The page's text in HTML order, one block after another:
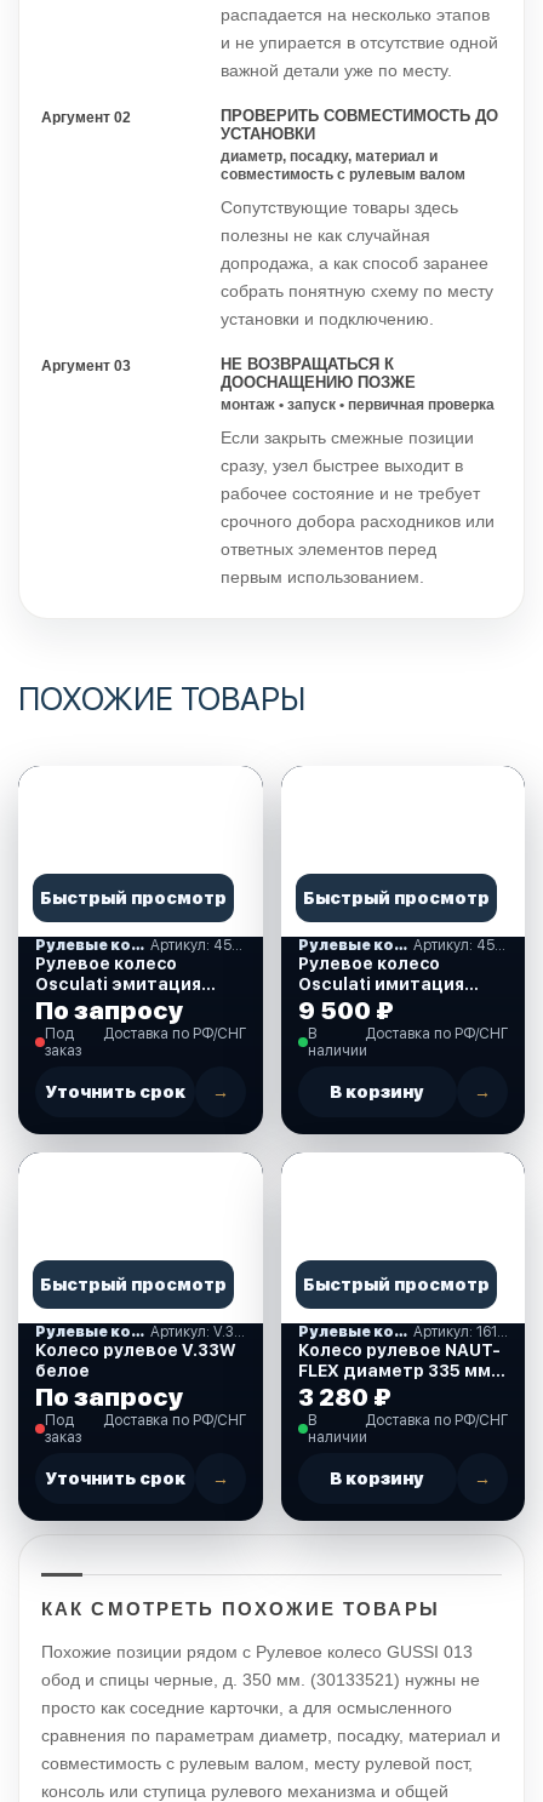
распадается на несколько этапов
и не упирается в отсутствие одной
важной детали уже по месту.
Аргумент 02
ПРОВЕРИТЬ СОВМЕСТИМОСТЬ ДО
УСТАНОВКИ
диаметр, посадку, материал и
совместимость с рулевым валом
Сопутствующие товары здесь
полезны не как случайная
допродажа, а как способ заранее
собрать понятную схему по месту
установки и подключению.
Аргумент 03
НЕ ВОЗВРАЩАТЬСЯ К
ДООСНАЩЕНИЮ ПОЗЖЕ
монтаж • запуск • первичная проверка
Если закрыть смежные позиции
сразу, узел быстрее выходит в
рабочее состояние и не требует
срочного добора расходников или
ответных элементов перед
первым использованием.
ПОХОЖИЕ ТОВАРЫ
Быстрый просмотр
Рулевые колеса, спиннеры Артикул: 45-171-35
Рулевое колесо
Osculati эмитация
кожи, цвет черный, д.
350 мм. (45-171-35)
По запросу
Под
заказ
Доставка по РФ/СНГ
Уточнить срок →
Быстрый просмотр
Рулевые колеса, спиннеры Артикул: 45-173-35
Рулевое колесо
Osculati имитация
кожи, цвет белый, д.
350 мм. (45-173-35)
9 500 ₽
В
наличии
Доставка по РФ/СНГ
В корзину →
Быстрый просмотр
Рулевые колеса, спиннеры Артикул: V.33W
Колесо рулевое V.33W
белое
По запросу
Под
заказ
Доставка по РФ/СНГ
Уточнить срок →
Быстрый просмотр
Рулевые колеса, спиннеры Артикул: 161-A11
Колесо рулевое NAUT-
FLEX диаметр 335 мм.
(161-A11)
3 280 ₽
В
наличии
Доставка по РФ/СНГ
В корзину →
КАК СМОТРЕТЬ ПОХОЖИЕ ТОВАРЫ
Похожие позиции рядом с Рулевое колесо GUSSI 013
обод и спицы черные, д. 350 мм. (30133521) нужны не
просто как соседние карточки, а для осмысленного
сравнения по параметрам диаметр, посадку, материал и
совместимость с рулевым валом, месту рулевой пост,
консоль или ступица рулевого механизма и общей